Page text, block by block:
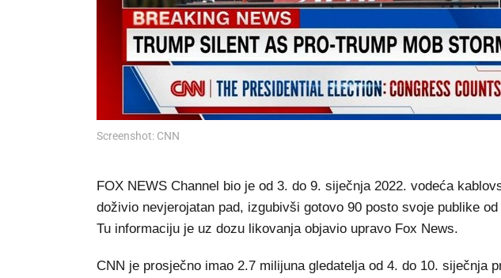
Screenshot: CNN
FOX NEWS Channel bio je od 3. do 9. siječnja 2022. vodeća
doživio nevjerojatan pad, izgubivši gotovo 90 posto svoje publike
Tu informaciju je uz dozu likovanja objavio upravo Fox News.
CNN je prosječno imao 2.7 milijuna gledatelja od 4. do 10. siječnja